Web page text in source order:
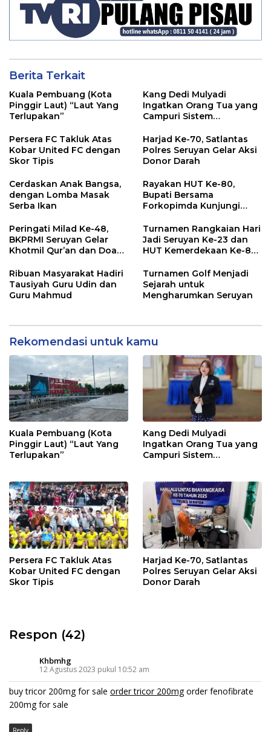
Berita Terkait
Kuala Pembuang (Kota
Pinggir Laut) “Laut Yang
Terlupakan”
Kang Dedi Mulyadi
Ingatkan Orang Tua yang
Campuri Sistem
Antara Hak, Batas, dan
Etika Hukum Pendidikan
Persera FC Takluk Atas
Kobar United FC dengan
Skor Tipis
Harjad Ke-70, Satlantas
Polres Seruyan Gelar Aksi
Donor Darah
Cerdaskan Anak Bangsa,
dengan Lomba Masak
Serba Ikan
Rayakan HUT Ke-80,
Bupati Bersama
Forkopimda Kunjungi
Peringati Milad Ke-48,
BKPRMI Seruyan Gelar
Khotmil Qur’an dan Doa
Turnamen Rangkaian Hari
Jadi Seruyan Ke-23 dan
HUT Kemerdekaan Ke-80
Ribuan Masyarakat Hadiri
Tausiyah Guru Udin dan
Guru Mahmud
Turnamen Golf Menjadi
Sejarah untuk
Mengharumkan Seruyan
Rekomendasi untuk kamu
Kuala Pembuang (Kota
Pinggir Laut) “Laut Yang
Terlupakan”
Kang Dedi Mulyadi
Ingatkan Orang Tua yang
Campuri Sistem
Etika Hukum Pendidikan
Persera FC Takluk Atas
Kobar United FC dengan
Skor Tipis
Harjad Ke-70, Satlantas
Polres Seruyan Gelar Aksi
Donor Darah
Respon (42)
Khbmhg
12 Agustus 2023 pukul 10:52 am
buy tricor 200mg for sale order tricor 200mgorder fenofibrate
200mg for sale
Reply